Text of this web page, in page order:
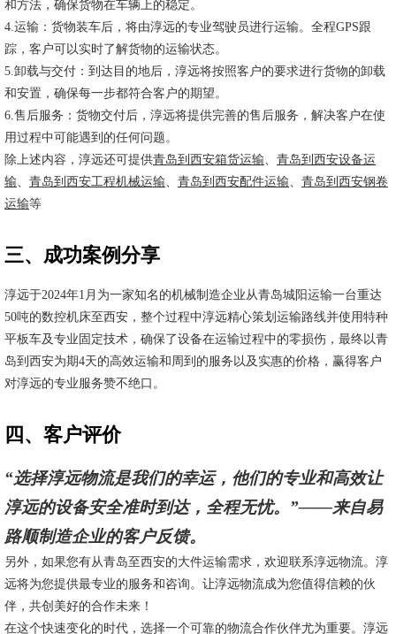
和方法，确保货物在车辆上的稳定。
4.运输：货物装车后，将由淳远的专业驾驶员进行运输。全程GPS跟
踪，客户可以实时了解货物的运输状态。
5.卸载与交付：到达目的地后，淳远将按照客户的要求进行货物的卸载
和安置，确保每一步都符合客户的期望。
6.售后服务：货物交付后，淳远将提供完善的售后服务，解决客户在使
用过程中可能遇到的任何问题。
除上述内容，淳远还可提供青岛到西安箱货运输、 青岛到西安设备运
输、 青岛到西安工程机械运输、 青岛到西安配件运输、 青岛到西安钢卷
运输等
三、成功案例分享
淳远于2024年1月为一家知名的机械制造企业从青岛城阳运输一台重达
50吨的数控机床至西安，整个过程中淳远精心策划运输路线并使用特种
平板车及专业固定技术，确保了设备在运输过程中的零损伤，最终以青
岛到西安为期4天的高效运输和周到的服务以及实惠的价格，赢得客户
对淳远的专业服务赞不绝口。
四、客户评价
“选择淳远物流是我们的幸运，他们的专业和高效让
淳远的设备安全准时到达，全程无忧。”——来自易
路顺制造企业的客户反馈。
另外，如果您有从青岛至西安的大件运输需求，欢迎联系淳远物流。淳
远将为您提供最专业的服务和咨询。让淳远物流成为您值得信赖的伙
伴，共创美好的合作未来！
在这个快速变化的时代，选择一个可靠的物流合作伙伴尤为重要。淳远